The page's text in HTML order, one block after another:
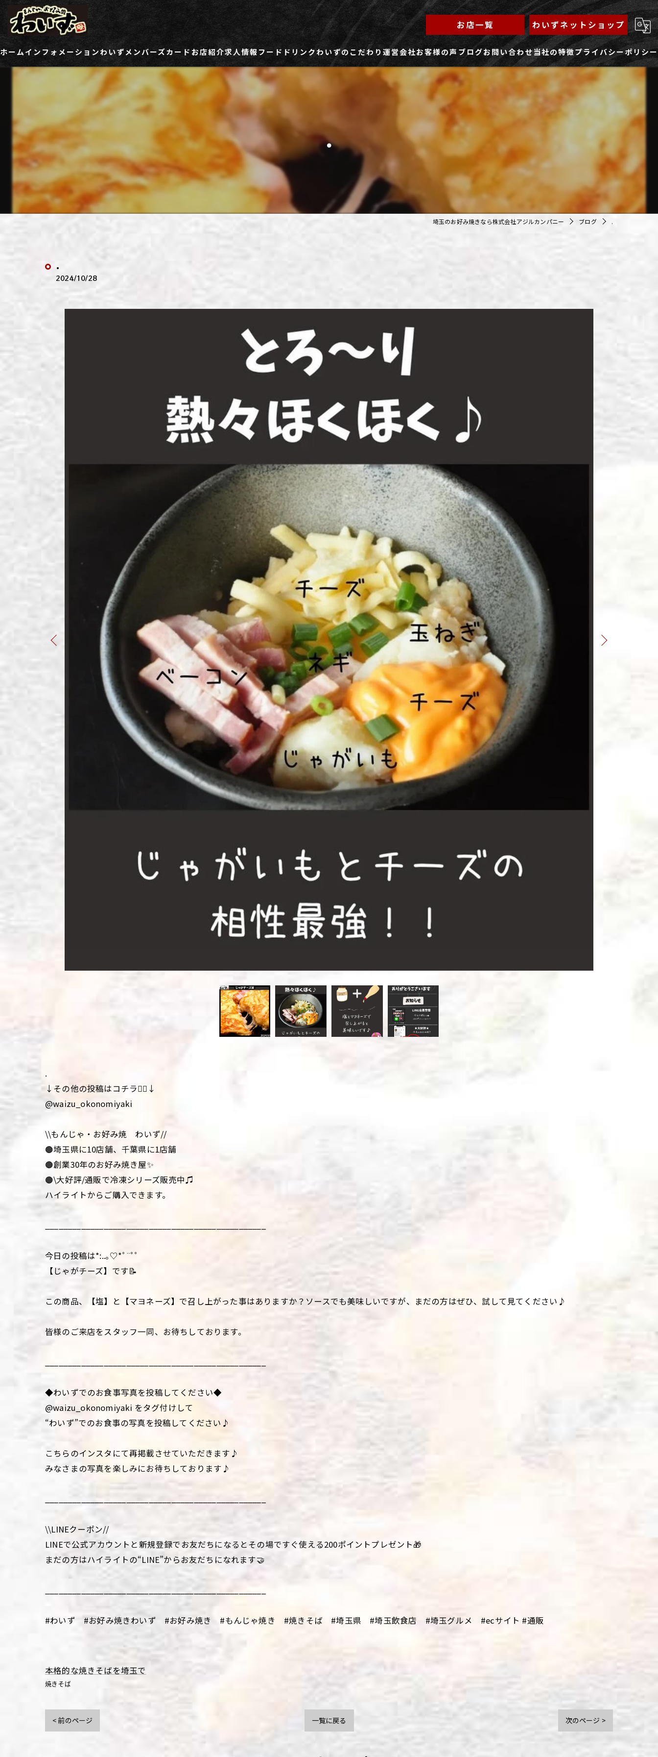
お店一覧 わいずネットショップ
ホームインフォメーションわいずメンバーズカード
ご登録情報変更フォーム
お店紹介
わいず所沢店
わいず熊谷店
わいず春日部店
わいず三芳店
求人情報
社員用求人ページ
フード ドリンクわいずのこだわり運営会社お客様の声 ブログお問い合わせ
求人フォーム
当社の特徴
ランチ
プライバシーポリシー
.
埼玉のお好み焼きなら株式会社アジルカンパニー ブログ .
.
2024/10/28
.
↓その他の投稿はコチラ💁‍♀️↓
@waizu_okonomiyaki
\\もんじゃ・お好み焼 わいず//
🟤埼玉県に10店舗、千葉県に1店舗
🟤創業30年のお好み焼き屋✨
🟤\大好評/通販で冷凍シリーズ販売中♫
ハイライトからご購入できます。
今日の投稿は*:..｡♡*ﾟ¨ﾟﾟ
【じゃがチーズ】です📝
この商品、【塩】と【マヨネーズ】で召し上がった事はありますか？ソースでも美味しいですが、まだの方はぜひ、試して見てください♪
皆様のご来店をスタッフ一同、お待ちしております。
◆わいずでのお食事写真を投稿してください◆
@waizu_okonomiyaki をタグ付けして
“わいず”でのお食事の写真を投稿してください♪
こちらのインスタにて再掲載させていただきます♪
みなさまの写真を楽しみにお待ちしております♪
\\LINEクーポン//
LINEで公式アカウントと新規登録でお友だちになるとその場ですぐ使える200ポイントプレゼント🎁
まだの方はハイライトの“LINE”からお友だちになれます🤝
#わいず #お好み焼きわいず #お好み焼き #もんじゃ焼き #焼きそば #埼玉県 #埼玉飲食店 #埼玉グルメ #ecサイト #通販
本格的な焼きそばを埼玉で
焼きそば
< 前のページ 一覧に戻る 次のページ >